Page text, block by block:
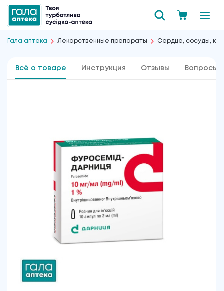
Гала аптека Лекарственные препараты Сердце, сосуды,
Всё о товаре Инструкция Отзывы Вопросы